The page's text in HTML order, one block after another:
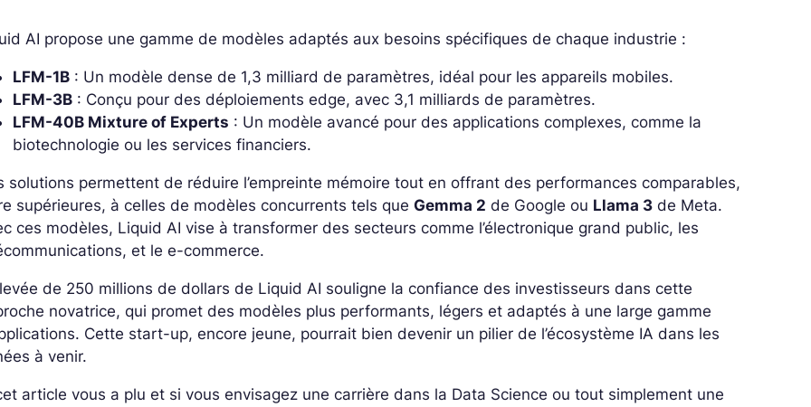
AI propose une gamme de modèles adaptés aux besoins spécifiques de chaque industrie :
LFM-1B : Un modèle dense de 1,3 milliard de paramètres, idéal pour les appareils mobiles.
LFM-3B : Conçu pour des déploiements edge, avec 3,1 milliards de paramètres.
LFM-40B Mixture of Experts : Un modèle avancé pour des applications complexes, comme la
biotechnologie ou les services financiers.
solutions permettent de réduire l’empreinte mémoire tout en offrant des performances comparables,
supérieures, à celles de modèles concurrents tels queGemma 2 de Google ou Llama 3 de Meta.
ces modèles, Liquid AI vise à transformer des secteurs comme l’électronique grand public, les
et le e-commerce.
de 250 millions de dollars de Liquid AI souligne la confiance des investisseurs dans cette
novatrice, qui promet des modèles plus performants, légers et adaptés à une large gamme
Cette start-up, encore jeune, pourrait bien devenir un pilier de l’écosystème IA dans les
à venir.
article vous a plu et si vous envisagez une carrière dans la Data Science ou tout simplement une